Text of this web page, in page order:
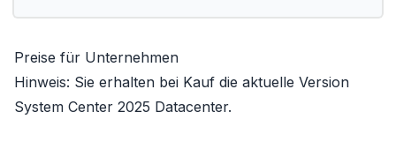
Preise für Unternehmen
Hinweis: Sie erhalten bei Kauf die aktuelle Version
System Center 2025 Datacenter.